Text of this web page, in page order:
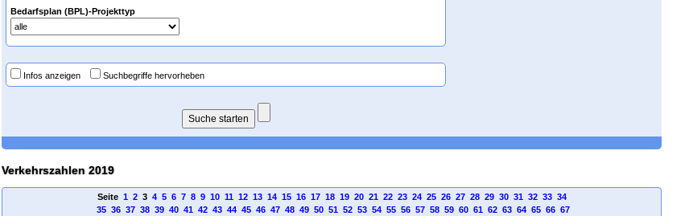
Bedarfsplan (BPL)-Projekttyp
Infos anzeigen Suchbegriffe hervorheben
Verkehrszahlen 2019
Seite 1 23 4 5 6 7 8 9 10 11 12 13 14 15 16 17 18 19 20 21 22 23 24 25 26 27 28 29 30 31 32 33 34
35 36 37 38 39 40 41 42 43 44 45 46 47 48 49 50 51 52 53 54 55 56 57 58 59 60 61 62 63 64 65 66 67